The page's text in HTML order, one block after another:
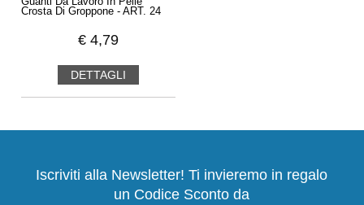
Crosta Di Groppone - ART. 24
€ 4,79
DETTAGLI
Iscriviti alla Newsletter! Ti invieremo in regalo
un Codice Sconto da